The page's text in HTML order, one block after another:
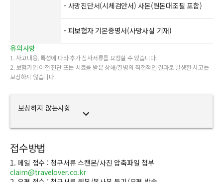
- 사망진단서(시체검안서) 사본(원본대조필 포함)
- 피보험자 기본증명서(사망사실 기재)
유의사항
1. 사고내용, 특성에 따라 추가 심사서류를 요청할 수 있습니다.
2. 보험가입 이전 진단 또는 치료를 받은 상해/질병의 직접적인 결과로 발생한 사고는
보상하지 않습니다.
보상하지 않는사항 expand_more
접수방법
1. 메일 접수 : 청구서류 스캔본/사진 압축파일 첨부
claim@travelover.co.kr